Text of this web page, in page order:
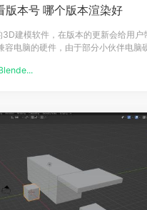
版本号 哪个版本渲染好
建模软件，在版本的更新会给用户
容电脑的硬件，由于部分小伙伴电脑
来看看Blender怎么看版本号以及哪